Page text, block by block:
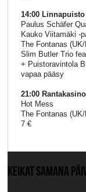
14:00
Paulus Schäfer
Kauko Viitamäki -
The Fontanas
Slim Butler Trio
+ Puistoravintola
vapaa pääsy
21:00 Rantakasino
Hot Mess
The Fontanas
7 €
KEIKAT SAMANA